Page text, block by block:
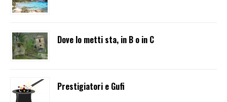
Dove lo metti sta, in B o in C
Prestigiatori e Gufi